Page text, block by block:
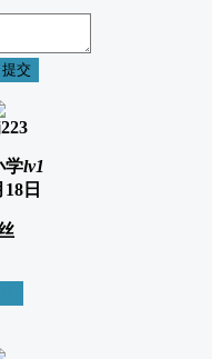
提交
学lv1
日